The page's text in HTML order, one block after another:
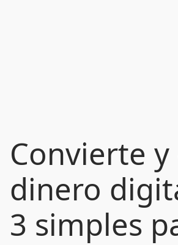
Convierte y
dinero
3 simples